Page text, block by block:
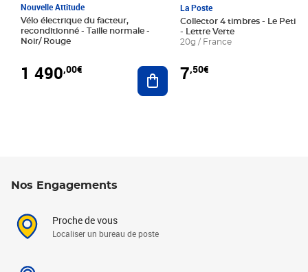
Nouvelle Attitude
Vélo électrique du facteur,
reconditionné - Taille normale -
Noir/ Rouge
1 490,00€ Ajouter au panier
La Poste
Collector 4 timbres - Le Petit
- Lettre Verte
20g / France
7,50€
Nos Engagements
Proche de vous
Localiser un bureau de poste